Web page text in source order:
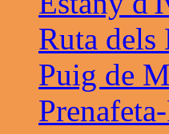
Ruta
Puig de